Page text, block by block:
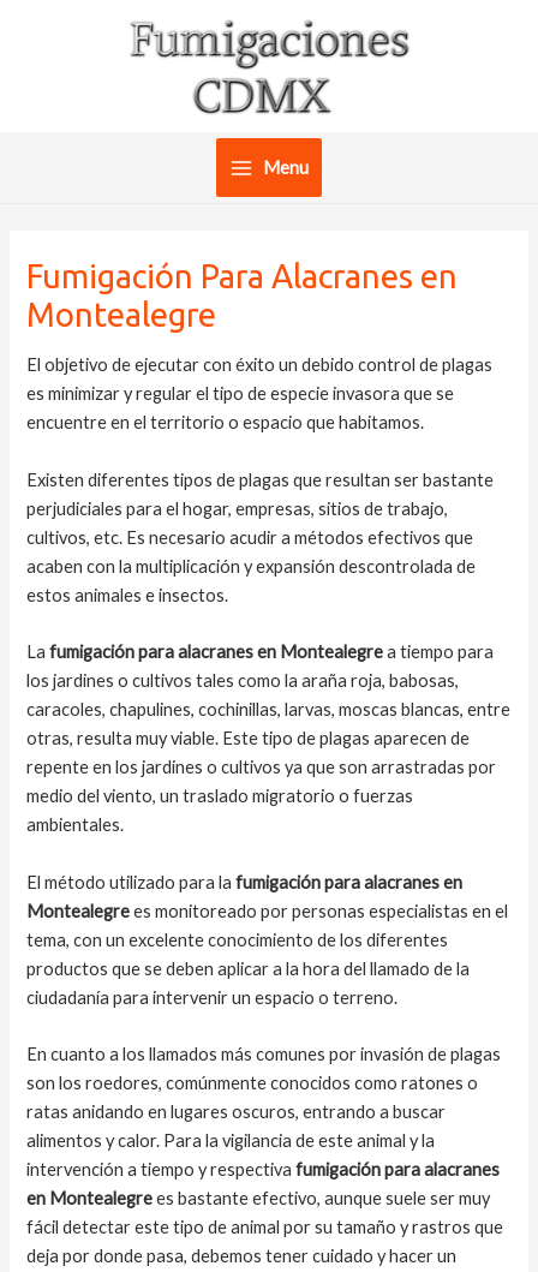
Main
Menu
Fumigación Para Alacranes en
Montealegre
El objetivo de ejecutar con éxito un debido control de plagas
es minimizar y regular el tipo de especie invasora que se
encuentre en el territorio o espacio que habitamos.
Existen diferentes tipos de plagas que resultan ser bastante
perjudiciales para el hogar, empresas, sitios de trabajo,
cultivos, etc. Es necesario acudir a métodos efectivos que
acaben con la multiplicación y expansión descontrolada de
estos animales e insectos.
Lafumigación para alacranes en Montealegrea tiempo para
los jardines o cultivos tales como la araña roja, babosas,
caracoles, chapulines, cochinillas, larvas, moscas blancas, entre
otras, resulta muy viable. Este tipo de plagas aparecen de
repente en los jardines o cultivos ya que son arrastradas por
medio del viento, un traslado migratorio o fuerzas
ambientales.
El método utilizado para la fumigación para alacranes en
Montealegrees monitoreado por personas especialistas en el
tema, con un excelente conocimiento de los diferentes
productos que se deben aplicar a la hora del llamado de la
ciudadanía para intervenir un espacio o terreno.
En cuanto a los llamados más comunes por invasión de plagas
son los roedores, comúnmente conocidos como ratones o
ratas anidando en lugares oscuros, entrando a buscar
alimentos y calor. Para la vigilancia de este animal y la
intervención a tiempo y respectivafumigación para alacranes
en Montealegrees bastante efectivo, aunque suele ser muy
fácil detectar este tipo de animal por su tamaño y rastros que
deja por donde pasa, debemos tener cuidado y hacer un